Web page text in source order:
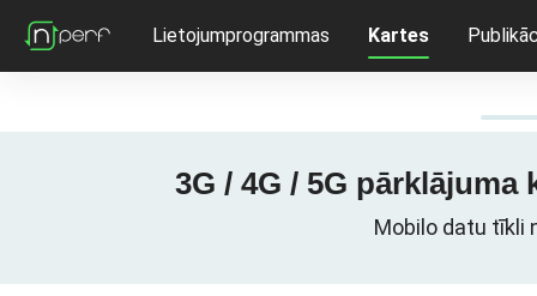
Lietojumprogrammas Kartes
3G / 4G / 5G
Mobilo datu tīkli